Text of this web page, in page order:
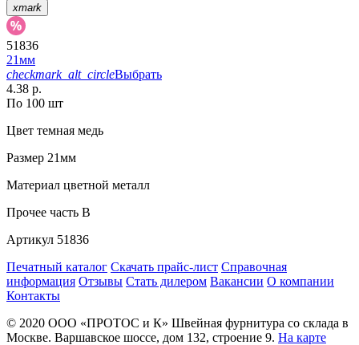
xmark
51836
21мм
checkmark_alt_circleВыбрать
4.38 р.
По 100 шт
Цвет темная медь
Размер 21мм
Материал цветной металл
Прочее часть B
Артикул 51836
Печатный каталог Скачать прайс-лист Справочная
информация Отзывы Стать дилером Вакансии О компании
Контакты
© 2020 ООО «ПРОТОС и К» Швейная фурнитура со склада в
Москве. Варшавское шоссе, дом 132, строение 9. На карте